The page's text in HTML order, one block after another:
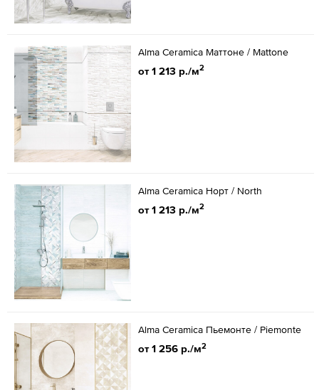
Alma Ceramica Маттоне / Mattone
от 1 213 р./м2
Alma Ceramica Норт / North
от 1 213 р./м2
Alma Ceramica Пьемонте / Piemonte
от 1 256 р./м2